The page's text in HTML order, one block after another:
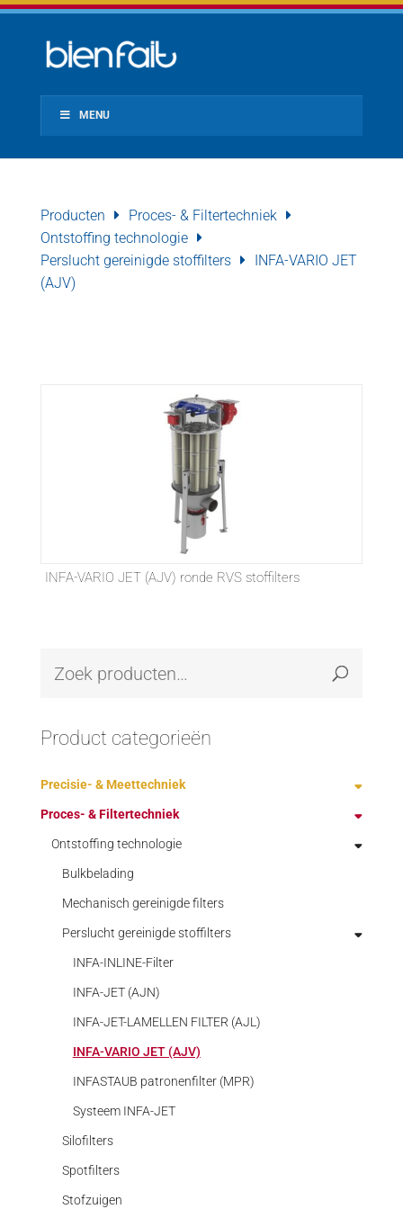
MENU
Producten
Proces- & Filtertechniek
Ontstoffing technologie
Perslucht gereinigde stoffilters
INFA-VARIO JET
(AJV)
INFA-VARIO JET (AJV) ronde RVS stoffilters
Product categorieën
Precisie- & Meettechniek
Demagnetiseren
Fabrikanten
Handmeetgereedschap
Hoge toeren, boor-graveer-frees-slijp motoren
Opbouw van spindel
Minimale Meng- & Koelsmeer Systemen
STEINEL normdelen voor de stempelbouw en
matrijzenbouw
Geleidingselementen
Machine elementen
Normdelen voor kunststofspuitgieten
Pons- en stansgereedschap
Schroefdraadtap machines
Stempelhuis
Toebehoren
Superfinishen & Polijsten
Speedfinish machine
Superfinish opbouw systemen
SUPFINA Machines
Supfina video superfinish
Proces- & Filtertechniek
Ontstoffing technologie
Bulkbelading
Mechanisch gereinigde filters
Perslucht gereinigde stoffilters
INFA-INLINE-Filter
INFA-JET (AJN)
INFA-JET-LAMELLEN FILTER (AJL)
INFA-VARIO JET (AJV)
INFASTAUB patronenfilter (MPR)
Systeem INFA-JET
Silofilters
Spotfilters
Stofzuigen